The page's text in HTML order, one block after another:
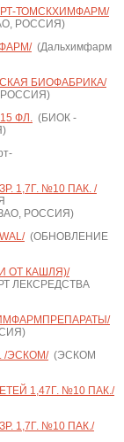
ТОМСКХИМФАРМ/
РОССИЯ)
(Дальхимфарм
БИОФАБРИКА/
РОССИЯ)
ФЛ.(БИОК -
1,7Г. №10 ПАК. /
РОССИЯ)
(ОБНОВЛЕНИЕ
ОТ КАШЛЯ)/
ЛЕКСРЕДСТВА
/ЭСКОМ/(ЭСКОМ
1,47Г. №10 ПАК./
1,7Г. №10 ПАК./